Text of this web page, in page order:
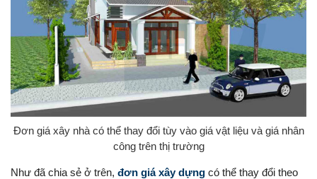
Đơn giá xây nhà có thể thay đổi tùy vào giá vật liệu và giá nhân
công trên thị trường
Như đã chia sẻ ở trên, đơn giá xây dựng có thể thay đổi theo